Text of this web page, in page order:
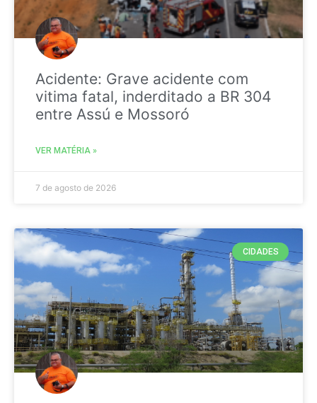
Acidente: Grave acidente com
vitima fatal, inderditado a BR 304
entre Assú e Mossoró
VER MATÉRIA »
7 de agosto de 2026
CIDADES